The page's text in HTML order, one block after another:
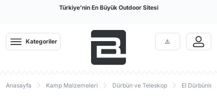
Türkiye'nin En Büyük Outdoor Sitesi
Kategoriler
Anasayfa Kamp Malzemeleri Dürbün ve Teleskop El Dürbünleri